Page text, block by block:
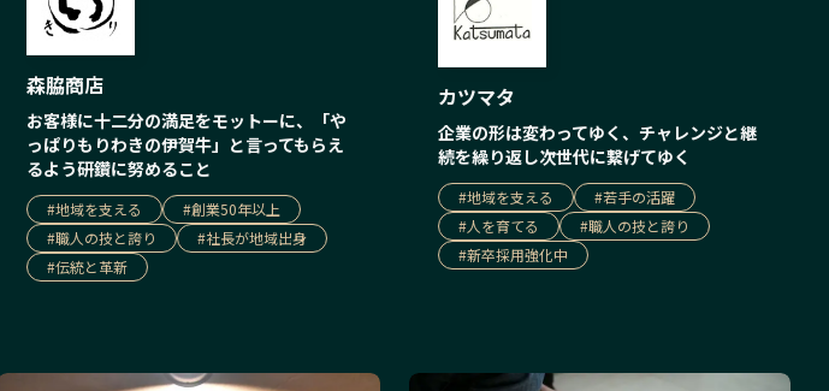
森脇商店
お客様に十二分の満足をモットーに、「や
っぱりもりわきの伊賀牛」と言ってもらえ
るよう研鑽に努めること
#地域を支える #創業50年以上
#職人の技と誇り #社長が地域出身
#伝統と革新
カツマタ
企業の形は変わってゆく、チャレンジと継
続を繰り返し次世代に繋げてゆく
#地域を支える #若手の活躍
#人を育てる #職人の技と誇り
#新卒採用強化中